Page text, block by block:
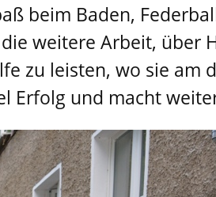
beim Baden,
weitere Arbeit, über
zu leisten, wo sie
Erfolg und macht